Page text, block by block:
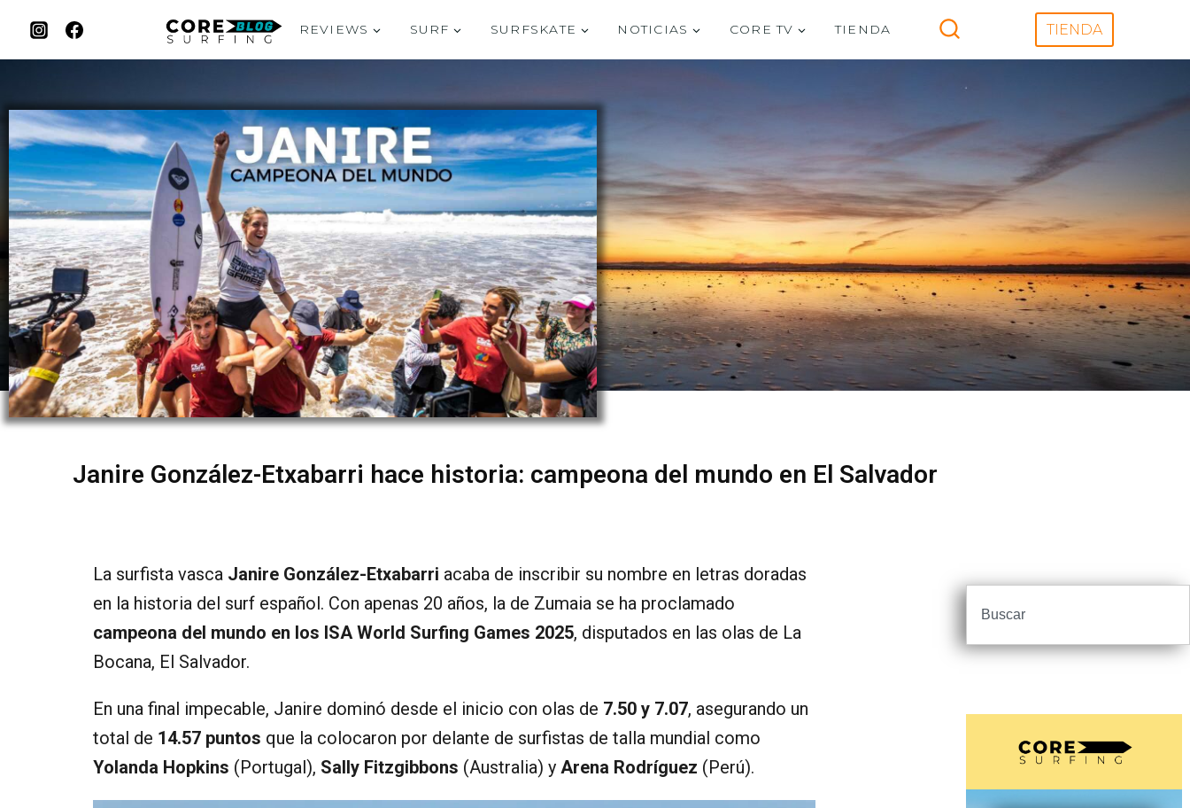
REVIEWS SURF SURFSKATE NOTICIAS CORE TV TIENDA TIENDA
Janire González-Etxabarri hace historia: campeona del mundo en El Salvador
La surfista vasca Janire González-Etxabarri acaba de inscribir su nombre en letras doradas
en la historia del surf español. Con apenas 20 años, la de Zumaia se ha proclamado
campeona del mundo en los ISA World Surfing Games 2025, disputados en las olas de La
Bocana, El Salvador.
En una final impecable, Janire dominó desde el inicio con olas de 7.50 y 7.07, asegurando un
total de 14.57 puntos que la colocaron por delante de surfistas de talla mundial como
Yolanda Hopkins (Portugal), Sally Fitzgibbons (Australia) y Arena Rodríguez (Perú).